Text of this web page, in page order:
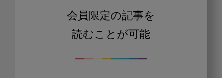
会員限定の記事を
読むことが可能